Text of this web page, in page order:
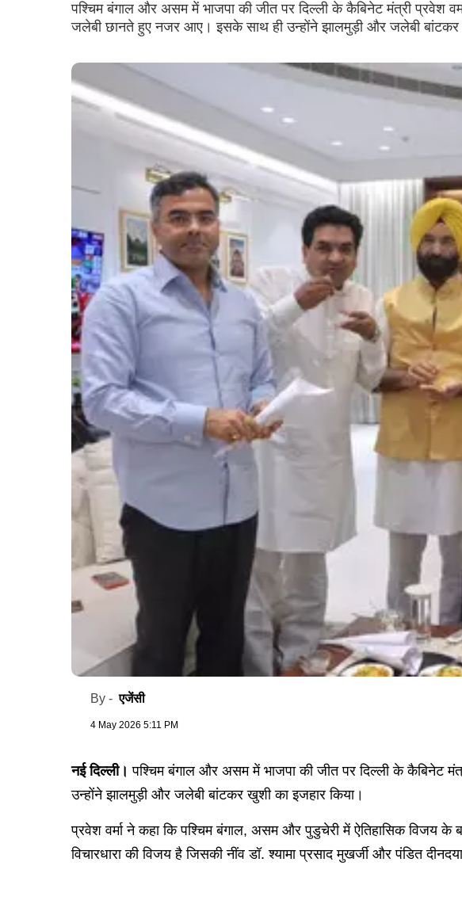
पश्चिम बंगाल और असम में भाजपा की जीत पर दिल्ली के कैबिनेट मंत्री प्रवेश
जलेबी छानते हुए नजर आए। इसके साथ ही उन्होंने झालमुड़ी और जलेबी बांटकर
By -एजेंसी
4 May 2026 5:11 PM
नई दिल्ली। पश्चिम बंगाल और असम में भाजपा की जीत पर दिल्ली के कैबिनेट
उन्होंने झालमुड़ी और जलेबी बांटकर खुशी का इजहार किया।
प्रवेश वर्मा ने कहा कि पश्चिम बंगाल, असम और पुडुचेरी में ऐतिहासिक विजय
विचारधारा की विजय है जिसकी नींव डॉ. श्यामा प्रसाद मुखर्जी और पंडित